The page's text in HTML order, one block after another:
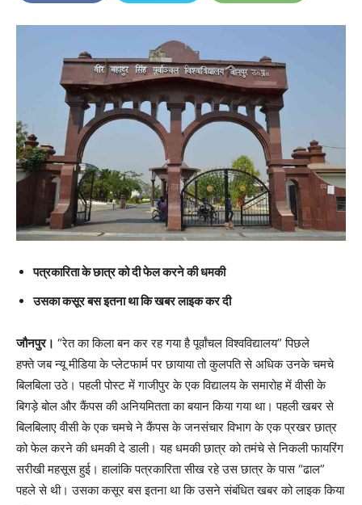
पत्रकारिता के छात्र को दी फेल करने की धमकी
उसका कसूर बस इतना था कि खबर लाइक कर दी
जौनपुर। “रेत का किला बन कर रह गया है पूर्वांचल विश्वविद्यालय” पिछले
हफ्ते जब न्यू मीडिया के प्लेटफार्म पर छायाया तो कुलपति से अधिक उनके चमचे
बिलबिला उठे। पहली पोस्ट में गाजीपुर के एक विद्यालय के समारोह में वीसी के
बिगड़े बोल और कैंपस की अनियमितता का बयान किया गया था। पहली खबर से
बिलबिलाए वीसी के एक चमचे ने कैंपस के जनसंचार विभाग के एक प्रखर छात्र
को फेल करने की धमकी दे डाली। यह धमकी छात्र को तमंचे से निकली फायरिंग
सरीखी महसूस हुई। हालांकि पत्रकारिता सीख रहे उस छात्र के पास “ढाल”
पहले से थी। उसका कसूर बस इतना था कि उसने संबंधित खबर को लाइक किया